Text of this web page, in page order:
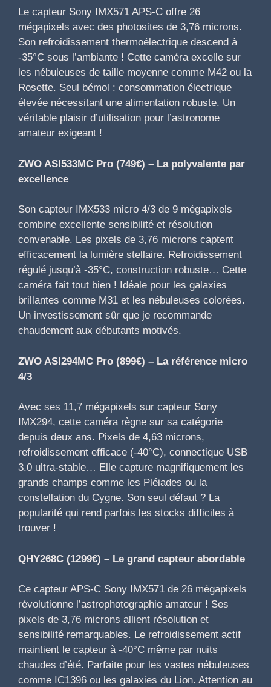
Le capteur Sony IMX571 APS-C offre 26
mégapixels avec des photosites de 3,76 microns.
Son refroidissement thermoélectrique descend à
-35°C sous l’ambiante ! Cette caméra excelle sur
les nébuleuses de taille moyenne comme M42 ou la
Rosette. Seul bémol : consommation électrique
élevée nécessitant une alimentation robuste. Un
véritable plaisir d’utilisation pour l’astronome
amateur exigeant !
ZWO ASI533MC Pro (749€) – La polyvalente par
excellence
Son capteur IMX533 micro 4/3 de 9 mégapixels
combine excellente sensibilité et résolution
convenable. Les pixels de 3,76 microns captent
efficacement la lumière stellaire. Refroidissement
régulé jusqu’à -35°C, construction robuste… Cette
caméra fait tout bien ! Idéale pour les galaxies
brillantes comme M31 et les nébuleuses colorées.
Un investissement sûr que je recommande
chaudement aux débutants motivés.
ZWO ASI294MC Pro (899€) – La référence micro
4/3
Avec ses 11,7 mégapixels sur capteur Sony
IMX294, cette caméra règne sur sa catégorie
depuis deux ans. Pixels de 4,63 microns,
refroidissement efficace (-40°C), connectique USB
3.0 ultra-stable… Elle capture magnifiquement les
grands champs comme les Pléiades ou la
constellation du Cygne. Son seul défaut ? La
popularité qui rend parfois les stocks difficiles à
trouver !
QHY268C (1299€) – Le grand capteur abordable
Ce capteur APS-C Sony IMX571 de 26 mégapixels
révolutionne l’astrophotographie amateur ! Ses
pixels de 3,76 microns allient résolution et
sensibilité remarquables. Le refroidissement actif
maintient le capteur à -40°C même par nuits
chaudes d’été. Parfaite pour les vastes nébuleuses
comme IC1396 ou les galaxies du Lion. Attention au